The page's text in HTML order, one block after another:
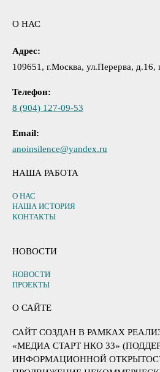
О НАС
Адрес:
109651, г.Москва, ул.Перерва,
Телефон:
8 (904) 127-09-53
Email:
anoinsilence@yandex.ru
НАША РАБОТА
О НАС
НАША ИСТОРИЯ
КОНТАКТЫ
НОВОСТИ
НОВОСТИ
ПРОЕКТЫ
О САЙТЕ
САЙТ СОЗДАН В РАМКАХ
«МЕДИА СТАРТ НКО 33»
ИНФОРМАЦИОННОЙ